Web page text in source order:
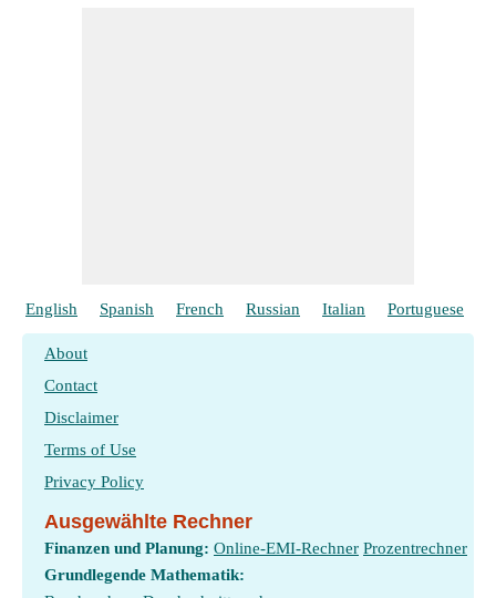
English Spanish French Russian Italian Portuguese
About
Contact
Disclaimer
Terms of Use
Privacy Policy
Ausgewählte Rechner
Finanzen und Planung: Online-EMI-Rechner Prozentrechner
Grundlegende Mathematik: